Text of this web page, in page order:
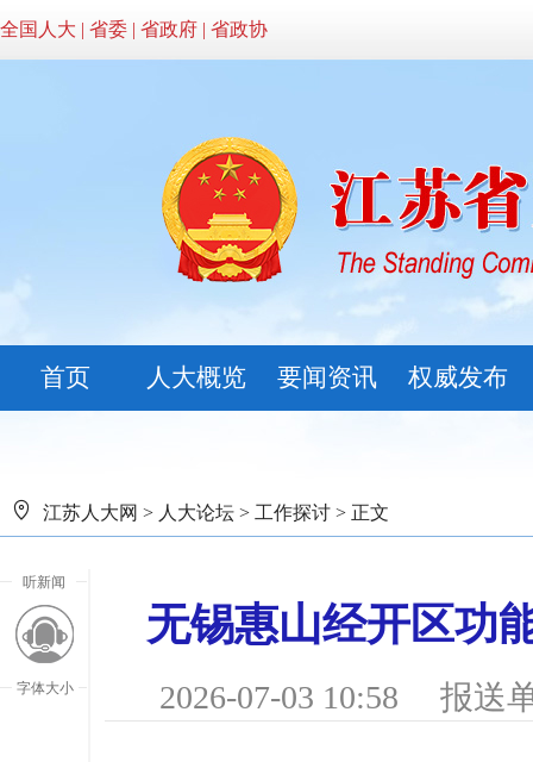
全国人大 | 省委 | 省政府 | 省政协
首页 人大概览 要闻资讯 权威发布
江苏人大网 > 人大论坛 > 工作探讨 > 正文
听新闻
字体大小
无锡惠山经开区功
2026-07-03 10:58 报送